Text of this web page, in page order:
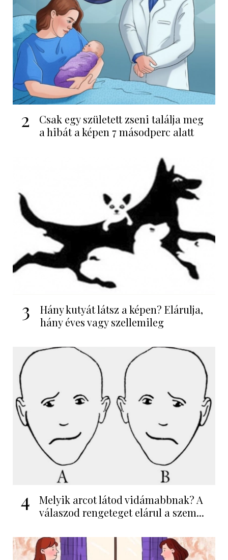
2
Csak egy született zseni találja meg
a hibát a képen 7 másodperc alatt
3
Hány kutyát látsz a képen? Elárulja,
hány éves vagy szellemileg
4
Melyik arcot látod vidámabbnak? A
válaszod rengeteget elárul a szem...